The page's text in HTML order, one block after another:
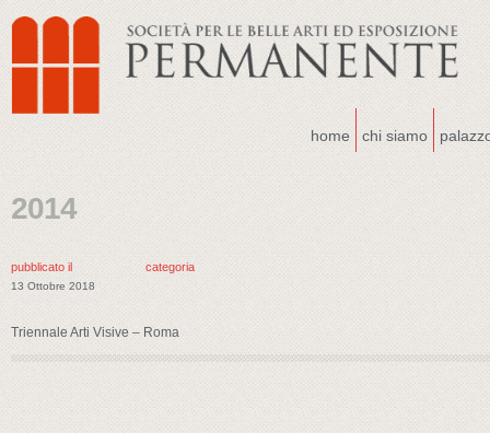
home chi siamo
2014
pubblicato il
13 Ottobre 2018
categoria
Triennale Arti Visive – Roma